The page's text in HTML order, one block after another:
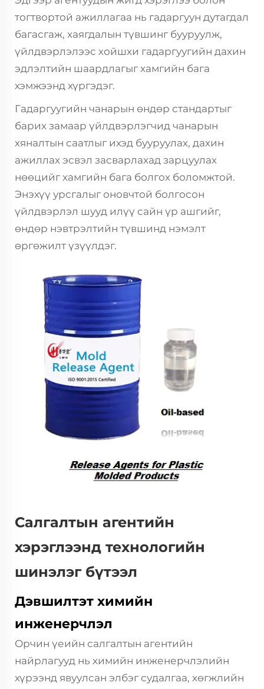
тогтвортой ажиллагаа нь гадаргуун дутагдал
багасгаж, хаягдалын түвшинг бууруулж,
үйлдвэрлэлээс хойшхи гадаргуугийн дахин
эдлэлтийн шаардлагыг хамгийн бага
хэмжээнд хүргэдэг.
Гадаргуугийн чанарын өндөр стандартыг
барих замаар үйлдвэрлэгчид чанарын
хяналтын саатлыг ихэд бууруулах, дахин
ажиллах эсвэл засварлахад зарцуулах
нөөцийг хамгийн бага болгох боломжтой.
Энэхүү урсгалыг оновчтой болгосон
үйлдвэрлэл шууд илүү сайн үр ашгийг,
өндөр нэвтрэлтийн түвшинд нэмэлт
өргөжилт үзүүлдэг.
Салгалтын агентийн
хэрэглээнд технологийн
шинэлэг бүтээл
Дэвшилтэт химийн
инженерчлэл
Орчин үеийн салгалтын агентийн
найрлагууд нь химийн инженерчлэлийн
хүрээнд явуулсан элбэг судалгаа, хөгжлийн